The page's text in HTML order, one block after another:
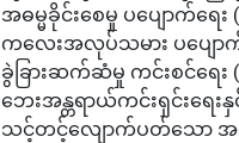
အဓမ္မခိုင်းစေမှု ပပျောက်ရေး
ကလေးအလုပ်သမား ပပျောက်ရ
ခွဲခြားဆက်ဆံမှု ကင်းစင်ရေး
ဘေးအန္တရာယ်ကင်းရှင်းရေးနှင့်
သင့်တင့်လျောက်ပတ်သော အ